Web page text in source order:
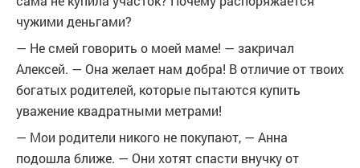
чужими деньгами?
— Не смей говорить о моей маме! — закричал
Алексей. — Она желает нам добра! В отличие от твоих
богатых родителей, которые пытаются купить
уважение квадратными метрами!
— Мои родители никого не покупают, — Анна
подошла ближе. — Они хотят спасти внучку от